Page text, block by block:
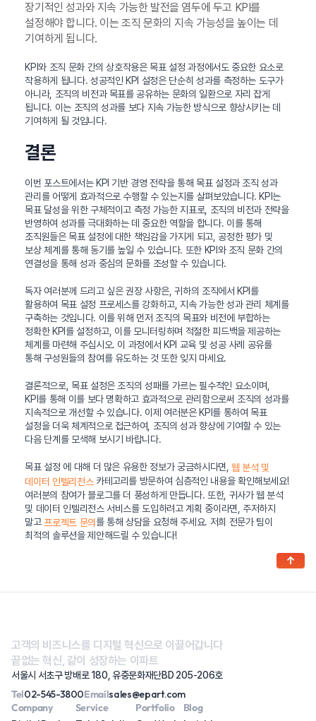
장기적인 성과와 지속 가능한 발전을 염두에 두고 KPI를
설정해야 합니다. 이는 조직 문화의 지속 가능성을 높이는 데
기여하게 됩니다.
KPI와 조직 문화 간의 상호작용은 목표 설정 과정에서도 중요한 요소로
작용하게 됩니다. 성공적인 KPI 설정은 단순히 성과를 측정하는 도구가
아니라, 조직의 비전과 목표를 공유하는 문화의 일환으로 자리 잡게
됩니다. 이는 조직의 성과를 보다 지속 가능한 방식으로 향상시키는 데
기여하게 될 것입니다.
결론
이번 포스트에서는 KPI 기반 경영 전략을 통해 목표 설정과 조직 성과
관리를 어떻게 효과적으로 수행할 수 있는지를 살펴보았습니다. KPI는
목표 달성을 위한 구체적이고 측정 가능한 지표로, 조직의 비전과 전략을
반영하여 성과를 극대화하는 데 중요한 역할을 합니다. 이를 통해
조직원들은 목표 설정에 대한 책임감을 가지게 되고, 공정한 평가 및
보상 체계를 통해 동기를 높일 수 있습니다. 또한 KPI와 조직 문화 간의
연결성을 통해 성과 중심의 문화를 조성할 수 있습니다.
독자 여러분께 드리고 싶은 권장 사항은, 귀하의 조직에서 KPI를
활용하여 목표 설정 프로세스를 강화하고, 지속 가능한 성과 관리 체계를
구축하는 것입니다. 이를 위해 먼저 조직의 목표와 비전에 부합하는
정확한 KPI를 설정하고, 이를 모니터링하며 적절한 피드백을 제공하는
체계를 마련해 주십시오. 이 과정에서 KPI 교육 및 성공 사례 공유를
통해 구성원들의 참여를 유도하는 것 또한 잊지 마세요.
결론적으로, 목표 설정은 조직의 성패를 가르는 필수적인 요소이며,
KPI를 통해 이를 보다 명확하고 효과적으로 관리함으로써 조직의 성과를
지속적으로 개선할 수 있습니다. 이제 여러분은 KPI를 통하여 목표
설정을 더욱 체계적으로 접근하여, 조직의 성과 향상에 기여할 수 있는
다음 단계를 모색해 보시기 바랍니다.
목표 설정 에 대해 더 많은 유용한 정보가 궁금하시다면,웹 분석 및
데이터 인텔리전스카테고리를 방문하여 심층적인 내용을 확인해보세요!
여러분의 참여가 블로그를 더 풍성하게 만듭니다. 또한, 귀사가 웹 분석
및 데이터 인텔리전스 서비스를 도입하려고 계획 중이라면, 주저하지
말고 프로젝트 문의를 통해 상담을 요청해 주세요. 저희 전문가 팀이
최적의 솔루션을 제안해드릴 수 있습니다!
고객의 비즈니스를 디지털 혁신으로 이끌어갑니다
끝없는 혁신, 같이 성장하는 이파트
서울시 서초구 방배로 180, 유중문화재단BD 205-206호
Tel02-545-3800Emailsales@epart.com
Company
Service
Portfolio
Blog
↑